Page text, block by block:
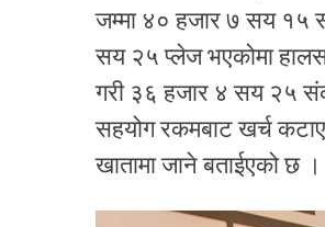
जम्मा ४० हजार ७ सय १५
सय २५ प्लेज भएकोमा
गरी ३६ हजार ४ सय २५
सहयोग रकमबाट खर्च
खातामा जाने बताईएको छ ।